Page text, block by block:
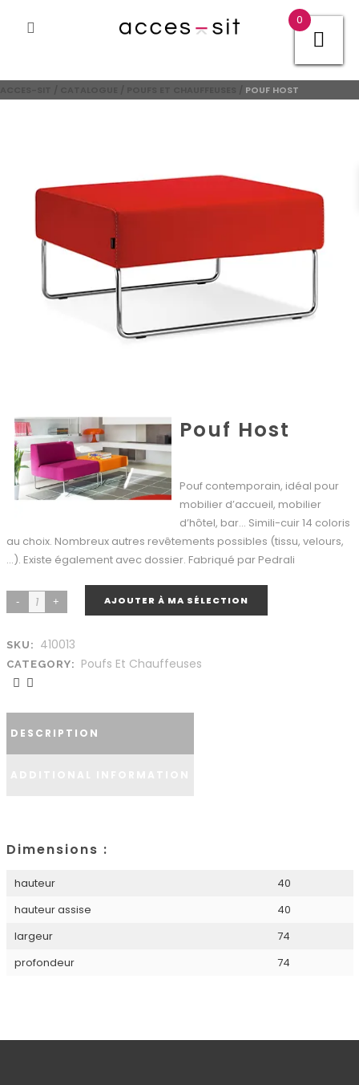
POUF HOST
Pouf Host
Pouf contemporain, idéal pour
mobilier d’accueil, mobilier
d’hôtel, bar… Simili-cuir 14 coloris
au choix. Nombreux autres revêtements possibles (tissu, velours,
…). Existe également avec dossier. Fabriqué par Pedrali
AJOUTER À MA SÉLECTION
SKU: 410013
CATEGORY: Poufs Et Chauffeuses
DESCRIPTION
Dimensions :
hauteur
40
hauteur assise
40
largeur
74
profondeur
74
0